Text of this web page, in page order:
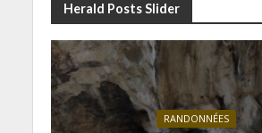
Herald Posts Slider
RANDONNÉES